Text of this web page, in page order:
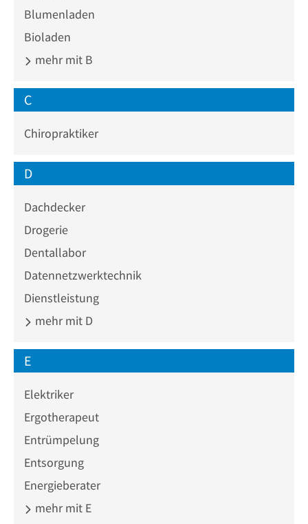
Blumenladen
Bioladen
mehr mit B
C
Chiropraktiker
D
Dachdecker
Drogerie
Dentallabor
Datennetzwerktechnik
Dienstleistung
mehr mit D
E
Elektriker
Ergotherapeut
Entrümpelung
Entsorgung
Energieberater
mehr mit E